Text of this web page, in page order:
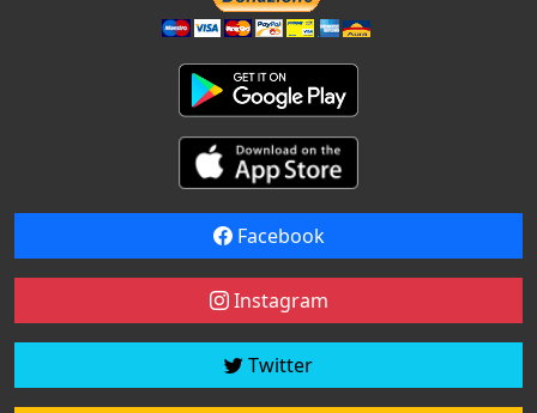
Facebook
Instagram
Twitter